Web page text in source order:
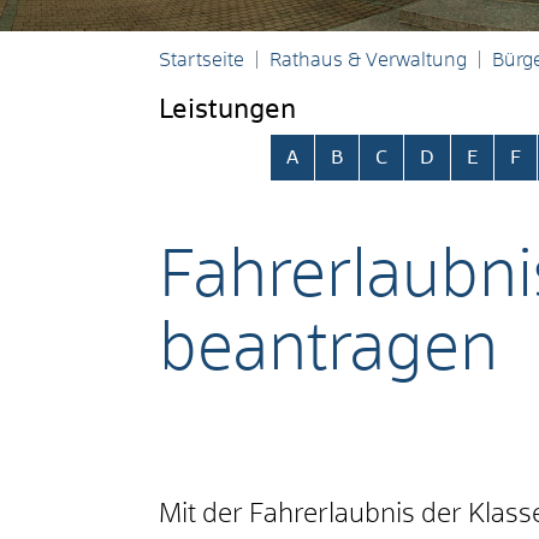
Startseite Rathaus & Verwaltung
Leistungen
Alphabetisches Register
A B C D E F
beantragen
Mit der Fahrerlaubnis der